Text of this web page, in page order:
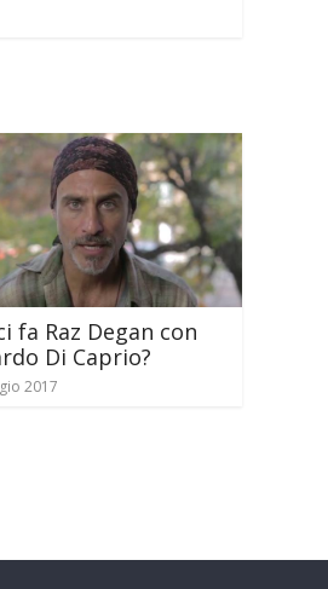
fa Raz Degan con
Di Caprio?
2017